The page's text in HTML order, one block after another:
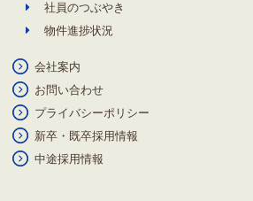
社員のつぶやき
物件進捗状況
会社案内
お問い合わせ
プライバシーポリシー
新卒・既卒採用情報
中途採用情報